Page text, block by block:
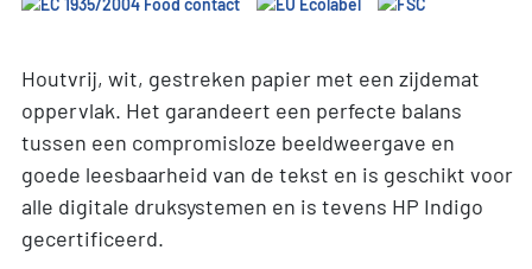
Houtvrij, wit, gestreken papier met een zijdemat
oppervlak. Het garandeert een perfecte balans
tussen een compromisloze beeldweergave en
goede leesbaarheid van de tekst en is geschikt voor
alle digitale druksystemen en is tevens HP Indigo
gecertificeerd.